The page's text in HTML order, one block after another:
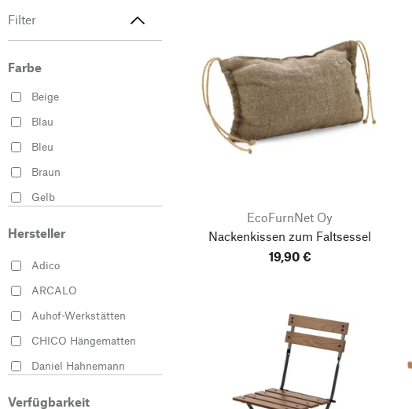
Filter
Farbe
Beige
Blau
Bleu
Braun
Gelb
Mehrfarbig
Orange
Rot
Schwarz
Silber
Weiß
Hersteller
Adico
ARCALO
Auhof-Werkstätten
CHICO Hängematten
Daniel Hahnemann
Verfügbarkeit
EcoFurnNet Oy
Nackenkissen zum Faltsessel
19,90 €